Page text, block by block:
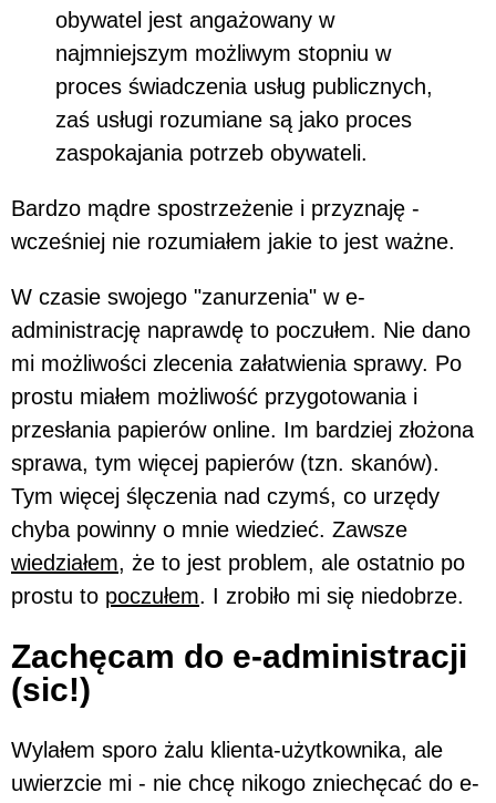
obywatel jest angażowany w
najmniejszym możliwym stopniu w
proces świadczenia usług publicznych,
zaś usługi rozumiane są jako proces
zaspokajania potrzeb obywateli.
Bardzo mądre spostrzeżenie i przyznaję -
wcześniej nie rozumiałem jakie to jest ważne.
W czasie swojego "zanurzenia" w e-
administrację naprawdę to poczułem. Nie dano
mi możliwości zlecenia załatwienia sprawy. Po
prostu miałem możliwość przygotowania i
przesłania papierów online. Im bardziej złożona
sprawa, tym więcej papierów (tzn. skanów).
Tym więcej ślęczenia nad czymś, co urzędy
chyba powinny o mnie wiedzieć. Zawsze
wiedziałem, że to jest problem, ale ostatnio po
prostu to poczułem. I zrobiło mi się niedobrze.
Zachęcam do e-administracji
(sic!)
Wylałem sporo żalu klienta-użytkownika, ale
uwierzcie mi - nie chcę nikogo zniechęcać do e-